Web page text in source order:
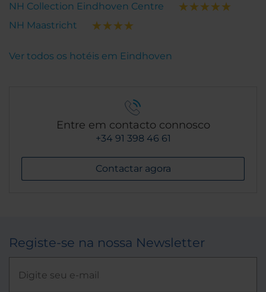
NH Collection Eindhoven Centre
NH Maastricht
Ver todos os hotéis em Eindhoven
Entre em contacto connosco
+34 91 398 46 61
Contactar agora
Registe-se na nossa Newsletter